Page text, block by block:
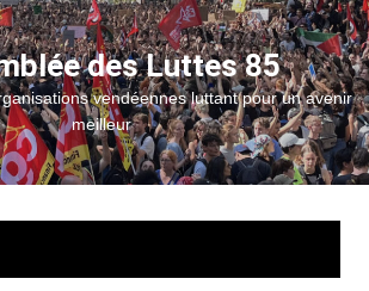
des Luttes 85
vendéennes luttant pour un avenir
meilleur